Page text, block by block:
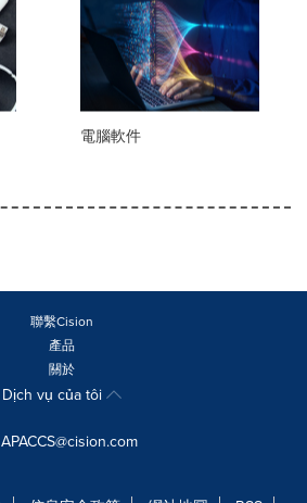
電腦軟件
聯繫Cision
產品
關於
Dịch vụ của tôi
APACCS@cision.com